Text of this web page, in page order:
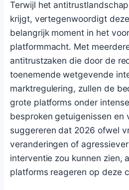
Terwijl het
krijgt, vertegenwoordigt
belangrijk moment in het
platformmacht. Met
antitrustzaken die door de
toenemende wetgevende
marktregulering, zullen de
grote platforms onder
besproken getuigenissen en
suggereren dat 2026 ofwel
veranderingen of
interventie zou kunnen zien,
platforms reageren op deze